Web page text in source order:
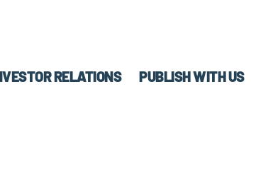
RELATIONS PUBLISH WITH US